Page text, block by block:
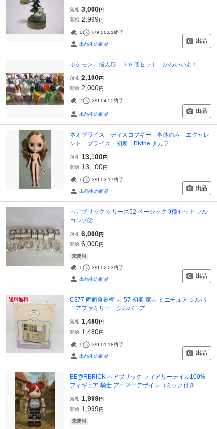
落札 3,000円
開始 2,999円
1 8/9 06:01終了
出品中の商品 出品
ポケモン 指人形 ３８個セット かわいいよ！
落札 2,100円
開始 2,000円
2 8/9 04:55終了
出品中の商品 出品
ネオブライス ディスコブギー 本体のみ エクセレ
ント ブライス 初期 Blythe タカラ
落札 13,100円
開始 13,100円
1 8/9 03:17終了
出品中の商品 出品
ベアブリック シリーズ52 ベーシック 9種セット フル
コンプ②
落札 6,000円
開始 6,000円
未使用
1 8/9 02:03終了
出品中の商品 出品
送料無料
C377 両面食器棚 カ-57 初期 家具 ミニチュア シルバ
ニアファミリー シルバニア
落札 1,480円
開始 1,480円
1 8/9 01:18終了
出品中の商品 出品
BE@RBRICK ベアブリック フィアリーテイル100%
フィギュア 騎士 アーマーデザインコミック付き
落札 1,999円
開始 1,999円
未使用